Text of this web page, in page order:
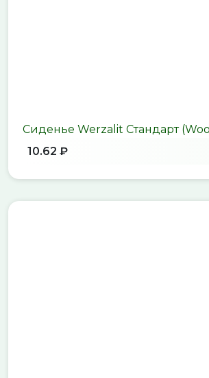
Сиденье Werzalit Стандарт
10.62 ₽